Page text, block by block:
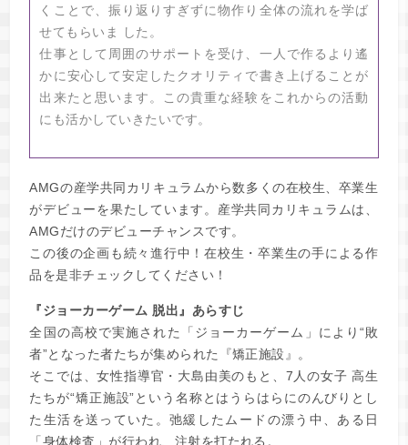
くことで、振り返りすぎずに物作り全体の流れを学ば
せてもらいま した。
仕事として周囲のサポートを受け、一人で作るより遙
かに安心して安定したクオリティで書き上げることが
出来たと思います。この貴重な経験をこれからの活動
にも活かしていきたいです。
AMGの産学共同カリキュラムから数多くの在校生、卒業生
がデビューを果たしています。産学共同カリキュラムは、
AMGだけのデビューチャンスです。
この後の企画も続々進行中！在校生・卒業生の手による作
品を是非チェックしてください！
『ジョーカーゲーム 脱出』あらすじ
全国の高校で実施された「ジョーカーゲーム」により“敗
者”となった者たちが集められた『矯正施設』。
そこでは、女性指導官・大島由美のもと、7人の女子 高生
たちが“矯正施設”という名称とはうらはらにのんびりとし
た生活を送っていた。弛緩したムードの漂う中、ある日
「身体検査」が行われ、注射を打たれる。